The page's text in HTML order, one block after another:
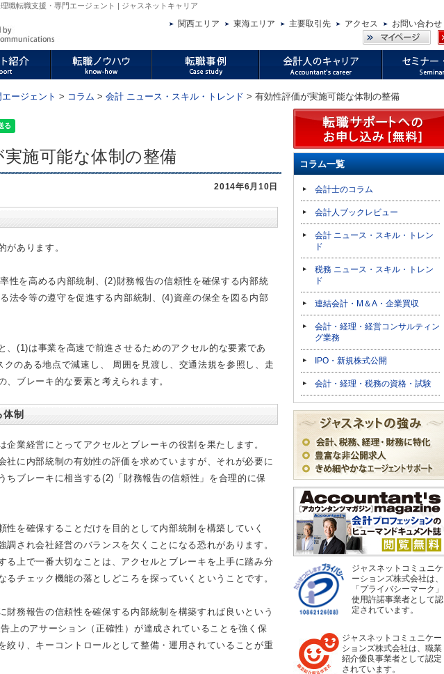
職転職支援・専門エージェント | ジャスネットキャリア
お問い合わせ
アクセス
主要取引先
東海エリア
関西エリア
ージェント > コラム > 会計 ニュース・スキル・トレンド > 有効性評価が実施可能な体制の整備
施可能な体制の整備
2014年6月10日
があります。
性を高める内部統制、(2)財務報告の信頼性を確保する内部統
法令等の遵守を促進する内部統制、(4)資産の保全を図る内部
、(1)は事業を高速で前進させるためのアクセル的な要素であ
クのある地点で減速し、 周囲を見渡し、交通法規を参照し、走
、ブレーキ的な要素と考えられます。
制
企業経営にとってアクセルとブレーキの役割を果たします。
社に内部統制の有効性の評価を求めていますが、それが必要に
ちブレーキに相当する(2)「財務報告の信頼性」を合理的に保
性を確保することだけを目的として内部統制を構築していく
調され会社経営のバランスを欠くことになる恐れがあります。
る上で一番大切なことは、アクセルとブレーキを上手に踏み分
るチェック機能の落としどころを探っていくということです。
財務報告の信頼性を確保する内部統制を構築すれば良いという
上のアサーション（正確性）が達成されていることを強く保
絞り、キーコントロールとして整備・運用されていることが重
コラム一覧
会計士のコラム
会計人ブックレビュー
会計 ニュース・スキル・トレン
ド
税務 ニュース・スキル・トレン
ド
連結会計・M＆A・企業買収
会計・経理・経営コンサルティン
グ業務
IPO・新規株式公開
会計・経理・税務の資格・試験
ジャスネットコミュニケ
ーションズ株式会社は、
「プライバシーマーク」
使用許諾事業者として認
定されています。
ジャスネットコミュニケー
ションズ株式会社は、職業
紹介優良事業者として認定
されています。